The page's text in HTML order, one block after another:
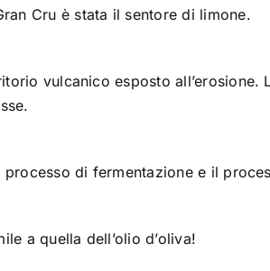
Cru è stata il sentore di limone.
vulcanico esposto all’erosione.
di fermentazione e il
a quella dell’olio d’oliva!